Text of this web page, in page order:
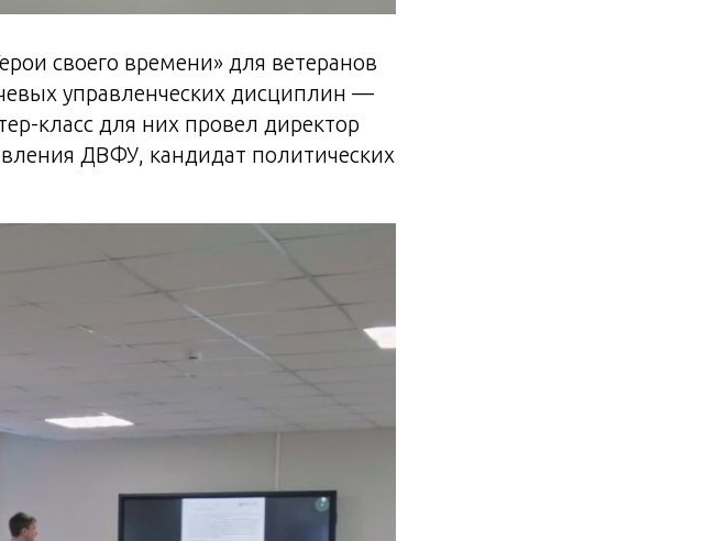
своего времени» для ветеранов
управленческих дисциплин —
класс для них провел директор
ДВФУ, кандидат политических